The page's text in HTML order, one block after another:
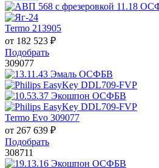
Termo 213905
от 182 523 ₽
Подобрать
309077
Termo Evo 309077
от 267 639 ₽
Подобрать
308711